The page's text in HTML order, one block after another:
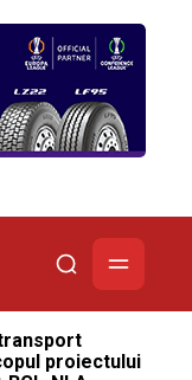
proiectului